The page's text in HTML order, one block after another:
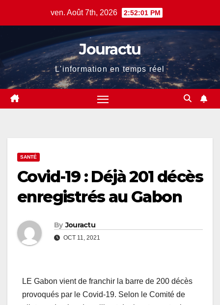
ven. Août 7th, 2026 2:52:02 PM
Jouractu
L'information en temps réel
SANTÉ
Covid-19 : Déjà 201 décès
enregistrés au Gabon
By Jouractu
OCT 11, 2021
LE Gabon vient de franchir la barre de 200 décès
provoqués par le Covid-19. Selon le Comité de